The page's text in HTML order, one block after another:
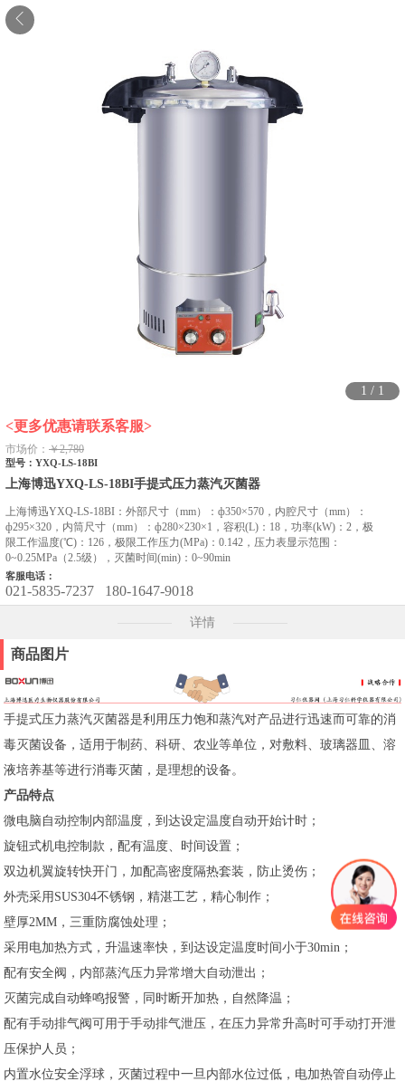
1 / 1
<更多优惠请联系客服>
市场价： ￥2,780
型号：YXQ-LS-18BI
上海博迅YXQ-LS-18BI手提式压力蒸汽灭菌器
上海博迅YXQ-LS-18BI：外部尺寸（mm）：ф350×570，内腔尺寸（mm）：
ф295×320，内筒尺寸（mm）：ф280×230×1，容积(L)：18，功率(kW)：2，极
限工作温度(℃)：126，极限工作压力(MPa)：0.142，压力表显示范围：
0~0.25MPa（2.5级），灭菌时间(min)：0~90min
客服电话：
021-5835-7237 180-1647-9018
详情
商品图片
手提式压力蒸汽灭菌器是利用压力饱和蒸汽对产品进行迅速而可靠的消
毒灭菌设备，适用于制药、科研、农业等单位，对敷料、玻璃器皿、溶
液培养基等进行消毒灭菌，是理想的设备。
产品特点
微电脑自动控制内部温度，到达设定温度自动开始计时；
旋钮式机电控制款，配有温度、时间设置；
双边机翼旋转快开门，加配高密度隔热套装，防止烫伤；
外壳采用SUS304不锈钢，精湛工艺，精心制作；
壁厚2MM，三重防腐蚀处理；
采用电加热方式，升温速率快，到达设定温度时间小于30min；
配有安全阀，内部蒸汽压力异常增大自动泄出；
灭菌完成自动蜂鸣报警，同时断开加热，自然降温；
配有手动排气阀可用于手动排气泄压，在压力异常升高时可手动打开泄
压保护人员；
内置水位安全浮球，灭菌过程中一旦内部水位过低，电加热管自动停止